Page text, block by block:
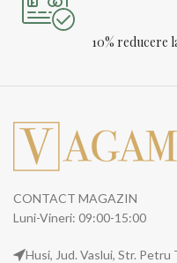
10% reducere
CONTACT MAGAZIN
Luni-Vineri: 09:00-15:00
Husi, Jud. Vaslui, Str. Petru